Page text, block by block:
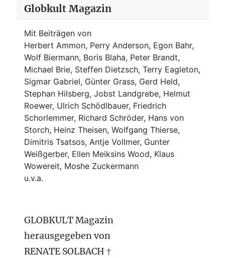
Globkult Magazin
Mit Beiträgen von
Herbert Ammon, Perry Anderson, Egon Bahr,
Wolf Biermann, Boris Blaha, Peter Brandt,
Michael Brie, Steffen Dietzsch, Terry Eagleton,
Sigmar Gabriel, Günter Grass, Gerd Held,
Stephan Hilsberg, Jobst Landgrebe, Helmut
Roewer, Ulrich Schödlbauer, Friedrich
Schorlemmer, Richard Schröder, Hans von
Storch, Heinz Theisen, Wolfgang Thierse,
Dimitris Tsatsos, Antje Vollmer, Gunter
Weißgerber, Ellen Meiksins Wood, Klaus
Wowereit, Moshe Zuckermann
u.v.a.
GLOBKULT Magazin
herausgegeben von
RENATE SOLBACH †